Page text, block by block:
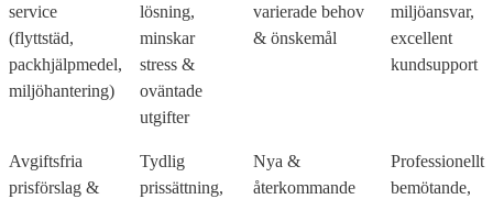
service
(flyttstäd,
packhjälpmedel,
miljöhantering)
lösning,
minskar
stress &
oväntade
utgifter
varierade behov
& önskemål
miljöansvar,
excellent
kundsupport
Avgiftsfria
prisförslag &
Tydlig
prissättning,
Nya &
återkommande
Professionellt
bemötande,